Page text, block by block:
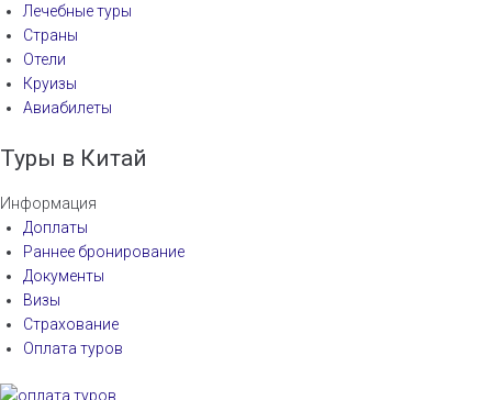
Лечебные туры
Страны
Отели
Круизы
Авиабилеты
Туры в Китай
Информация
Доплаты
Раннее бронирование
Документы
Визы
Страхование
Оплата туров